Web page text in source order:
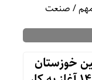
/صنعت
خوزستان